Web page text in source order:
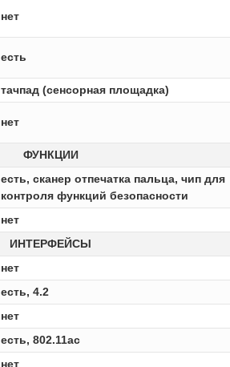
нет
есть
тачпад (сенсорная площадка)
нет
ФУНКЦИИ
есть, сканер отпечатка пальца, чип для
контроля функций безопасности
нет
ИНТЕРФЕЙСЫ
нет
есть, 4.2
нет
есть, 802.11ac
нет